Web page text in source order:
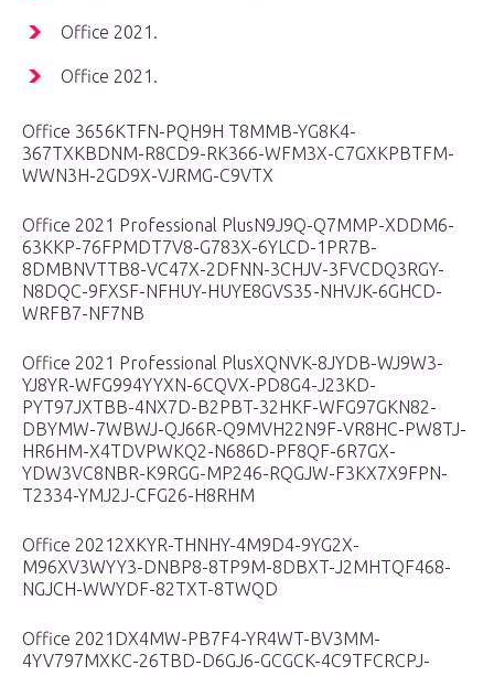
Office 2021.
Office 2021.
Office 3656KTFN-PQH9H T8MMB-YG8K4-
367TXKBDNM-R8CD9-RK366-WFM3X-C7GXKPBTFM-
WWN3H-2GD9X-VJRMG-C9VTX
Office 2021 Professional PlusN9J9Q-Q7MMP-XDDM6-
63KKP-76FPMDT7V8-G783X-6YLCD-1PR7B-
8DMBNVTTB8-VC47X-2DFNN-3CHJV-3FVCDQ3RGY-
N8DQC-9FXSF-NFHUY-HUYE8GVS35-NHVJK-6GHCD-
WRFB7-NF7NB
Office 2021 Professional PlusXQNVK-8JYDB-WJ9W3-
YJ8YR-WFG994YYXN-6CQVX-PD8G4-J23KD-
PYT97JXTBB-4NX7D-B2PBT-32HKF-WFG97GKN82-
DBYMW-7WBWJ-QJ66R-Q9MVH22N9F-VR8HC-PW8TJ-
HR6HM-X4TDVPWKQ2-N686D-PF8QF-6R7GX-
YDW3VC8NBR-K9RGG-MP246-RQGJW-F3KX7X9FPN-
T2334-YMJ2J-CFG26-H8RHM
Office 20212XKYR-THNHY-4M9D4-9YG2X-
M96XV3WYY3-DNBP8-8TP9M-8DBXT-J2MHTQF468-
NGJCH-WWYDF-82TXT-8TWQD
Office 2021DX4MW-PB7F4-YR4WT-BV3MM-
4YV797MXKC-26TBD-D6GJ6-GCGCK-4C9TFCRCPJ-